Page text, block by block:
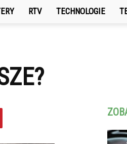
CyfrowiWynalazcy.pl
RTV TECHNOLOGIE